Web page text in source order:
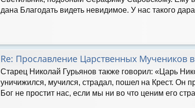
дана Благодать видеть невидимое. У нас такого
Re: Прославление Царственных Мучеников
Старец Николай Гурьянов также говорил: «Царь
уничижился, мучился, страдал, пошел на Крест. Он
Бог не простит нас, если мы ни во что ценим его